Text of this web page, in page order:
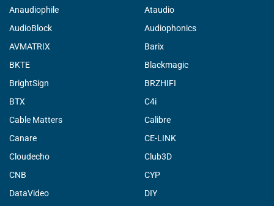
Anaudiophile
Ataudio
AudioBlock
Audiophonics
AVMATRIX
Barix
BKTE
Blackmagic
BrightSign
BRZHIFI
BTX
C4i
Cable Matters
Calibre
Canare
CE-LINK
Cloudecho
Club3D
CNB
CYP
DataVideo
DIY